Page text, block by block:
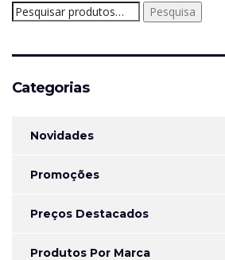
Pesquisar
por:
Pesquisa
Categorias
Novidades
Promoções
Preços Destacados
Produtos Por Marca